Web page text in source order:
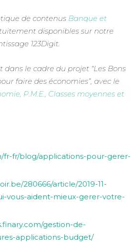
de contenus Banque et
disponibles sur notre
123Digit.
dans le cadre du projet “Les Bons
faire des économies”, avec le
P.M.E., Classes moyennes et
fr-fr/blog/applications-pour-gerer-
280666/article/2019-11-
vous-aident-mieux-gerer-votre-
gestion-de-
applications-budget/